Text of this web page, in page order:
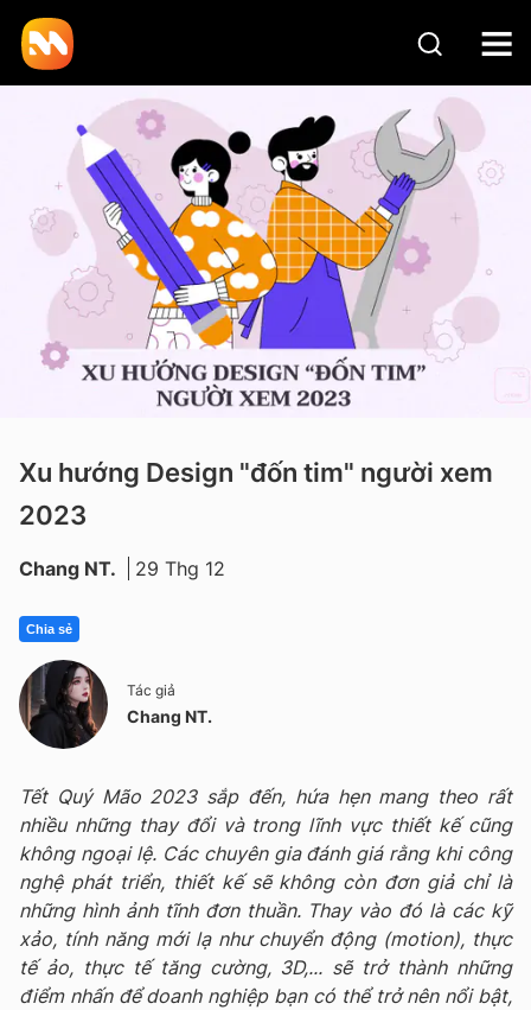
Xu hướng Design "đốn tim" người xem
2023
Chang NT. 29 Thg 12
Chia sẻ
Tác giả
Chang NT.
Tết Quý Mão 2023 sắp đến, hứa hẹn mang theo rất
nhiều những thay đổi và trong lĩnh vực thiết kế cũng
không ngoại lệ. Các chuyên gia đánh giá rằng khi công
nghệ phát triển, thiết kế sẽ không còn đơn giả chỉ là
những hình ảnh tĩnh đơn thuần. Thay vào đó là các kỹ
xảo, tính năng mới lạ như chuyển động (motion), thực
tế ảo, thực tế tăng cường, 3D,... sẽ trở thành những
điểm nhấn để doanh nghiệp bạn có thể trở nên nổi bật,